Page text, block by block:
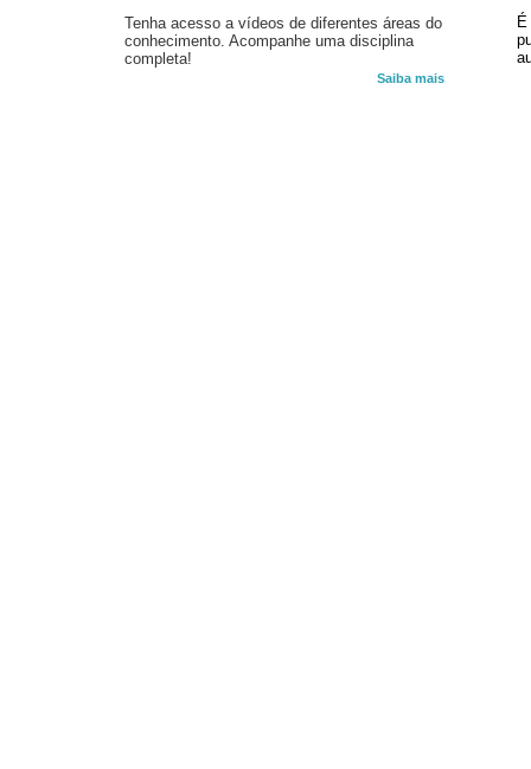
Tenha acesso a vídeos de diferentes áreas do
conhecimento. Acompanhe uma disciplina
completa!
Saiba mais